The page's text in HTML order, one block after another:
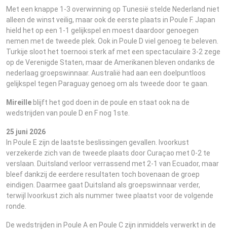
Met een knappe 1-3 overwinning op Tunesië stelde Nederland niet
alleen de winst veilig, maar ook de eerste plaats in Poule F. Japan
hield het op een 1-1 gelijkspel en moest daardoor genoegen
nemen met de tweede plek. Ook in Poule D viel genoeg te beleven.
Turkije sloot het toernooi sterk af met een spectaculaire 3-2 zege
op de Verenigde Staten, maar de Amerikanen bleven ondanks de
nederlaag groepswinnaar. Australië had aan een doelpuntloos
gelijkspel tegen Paraguay genoeg om als tweede door te gaan.
Mireille blijft het god doen in de poule en staat ook na de
wedstrijden van poule D en F nog 1ste.
25 juni 2026
In Poule E zijn de laatste beslissingen gevallen. Ivoorkust
verzekerde zich van de tweede plaats door Curaçao met 0-2 te
verslaan. Duitsland verloor verrassend met 2-1 van Ecuador, maar
bleef dankzij de eerdere resultaten toch bovenaan de groep
eindigen. Daarmee gaat Duitsland als groepswinnaar verder,
terwijl Ivoorkust zich als nummer twee plaatst voor de volgende
ronde.
De wedstrijden in Poule A en Poule C zijn inmiddels verwerkt in de